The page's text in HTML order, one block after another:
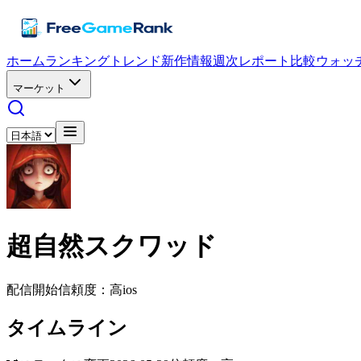
ホームランキング トレンド新作情報週次レポート 比較ウォッ
マーケット
超自然スクワッド
配信開始信頼度：高ios
タイムライン